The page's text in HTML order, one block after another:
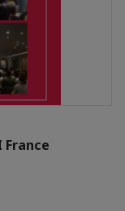
France